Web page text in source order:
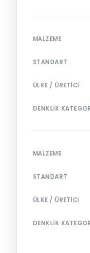
MALZEME
STANDART
ÜLKE / ÜRETICI
DENKLIK
MALZEME
STANDART
ÜLKE / ÜRETICI
DENKLIK